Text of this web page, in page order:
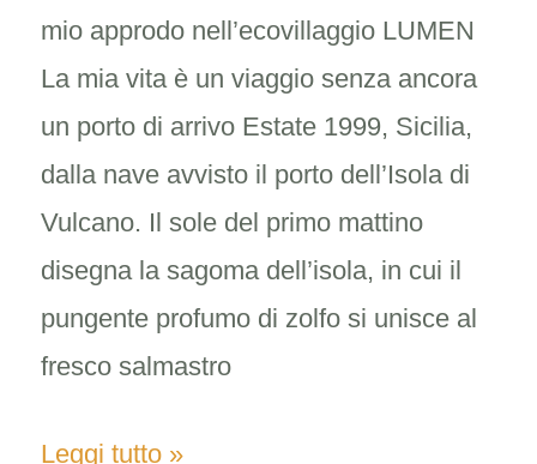
mio approdo nell’ecovillaggio LUMEN
La mia vita è un viaggio senza ancora
un porto di arrivo Estate 1999, Sicilia,
dalla nave avvisto il porto dell’Isola di
Vulcano. Il sole del primo mattino
disegna la sagoma dell’isola, in cui il
pungente profumo di zolfo si unisce al
fresco salmastro
navi
dell’anima
Leggi tutto »